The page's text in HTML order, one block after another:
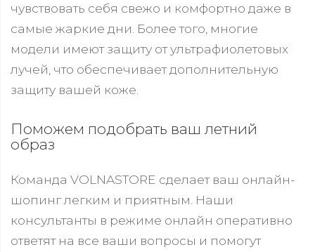
чувствовать себя свежо и комфортно даже в
самые жаркие дни. Более того, многие
модели имеют защиту от ультрафиолетовых
лучей, что обеспечивает дополнительную
защиту вашей коже.
Поможем подобрать ваш летний
образ
Команда VOLNASTORE сделает ваш онлайн-
шопинг легким и приятным. Наши
консультанты в режиме онлайн оперативно
ответят на все ваши вопросы и помогут